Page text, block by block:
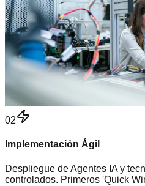
02
Implementación Ágil
Despliegue de Agentes IA y
controlados. Primeros 'Quick